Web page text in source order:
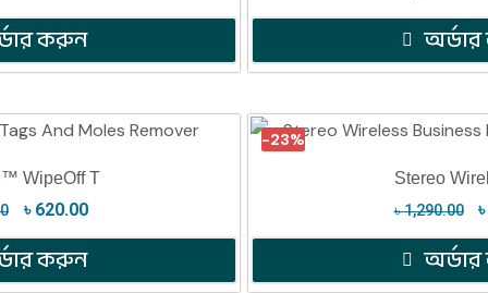
করুন
WipeOff T
৳ 620.00
করুন
-23%
Stereo
৳1,290.00